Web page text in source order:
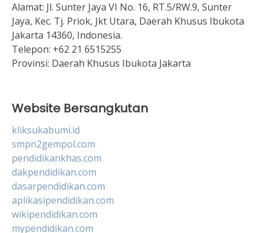
Alamat: Jl. Sunter Jaya VI No. 16, RT.5/RW.9, Sunter
Jaya, Kec. Tj. Priok, Jkt Utara, Daerah Khusus Ibukota
Jakarta 14360, Indonesia.
Telepon: +62 21 6515255
Provinsi: Daerah Khusus Ibukota Jakarta
Website Bersangkutan
kliksukabumi.id
smpn2gempol.com
pendidikankhas.com
dakpendidikan.com
dasarpendidikan.com
aplikasipendidikan.com
wikipendidikan.com
mypendidikan.com